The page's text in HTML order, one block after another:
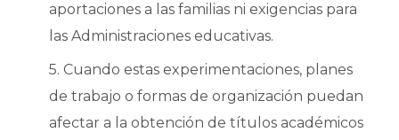
aportaciones a las familias ni exigencias para
las Administraciones educativas.
5. Cuando estas experimentaciones, planes
de trabajo o formas de organización puedan
afectar a la obtención de títulos académicos